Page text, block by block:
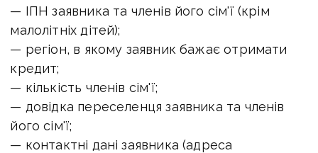
— ІПН заявника та членів його сім'ї (крім
малолітніх дітей);
— регіон, в якому заявник бажає отримати
кредит;
— кількість членів сім'ї;
— довідка переселенця заявника та членів
його сім'ї;
— контактні дані заявника (адреса